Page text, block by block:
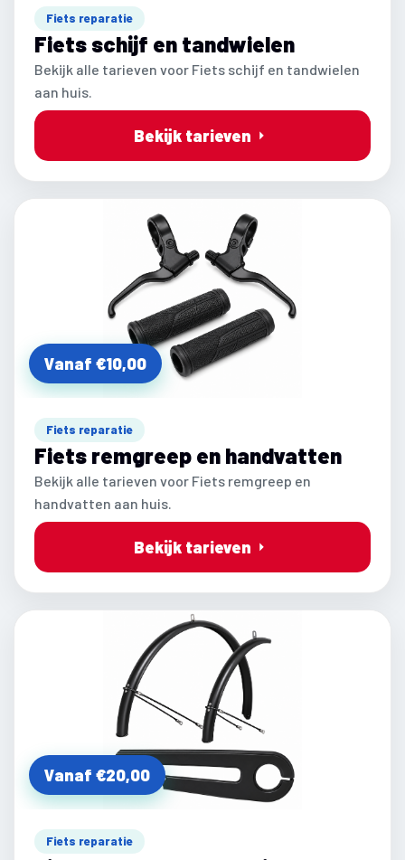
Fiets reparatie
Fiets schijf en tandwielen
Bekijk alle tarieven voor Fiets schijf en tandwielen
aan huis.
Bekijk tarieven
Vanaf €10,00
Fiets reparatie
Fiets remgreep en handvatten
Bekijk alle tarieven voor Fiets remgreep en
handvatten aan huis.
Bekijk tarieven
Vanaf €20,00
Fiets reparatie